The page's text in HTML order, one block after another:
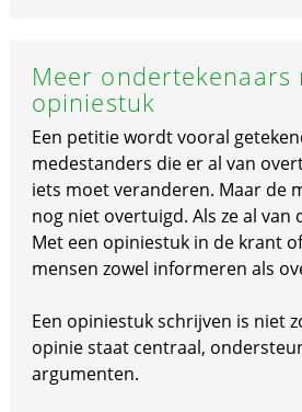
Meer ondertekenaars
opiniestuk
Een petitie wordt vooral
medestanders die er al van
iets moet veranderen. Maar de
nog niet overtuigd. Als ze al van
Met een opiniestuk in de krant
mensen zowel informeren als
Een opiniestuk schrijven is niet
opinie staat centraal,
argumenten.